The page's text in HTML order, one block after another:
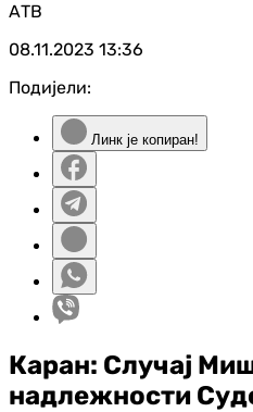
АТВ
08.11.2023 13:36
Подијели:
Линк је копиран!
Каран: Случај
надлежности